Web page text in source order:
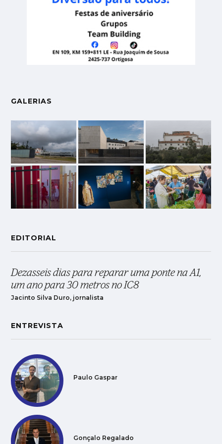
GALERIAS
EDITORIAL
Dezasseis dias para reparar uma ponte na A1,
um ano para 30 metros no IC8
Jacinto Silva Duro, jornalista
ENTREVISTA
Paulo Gaspar
Gonçalo Regalado